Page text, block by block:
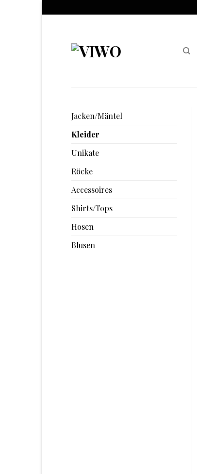
to
Jacken/Mäntel
Kleider
Unikate
Röcke
Accessoires
Shirts/Tops
Hosen
Blusen